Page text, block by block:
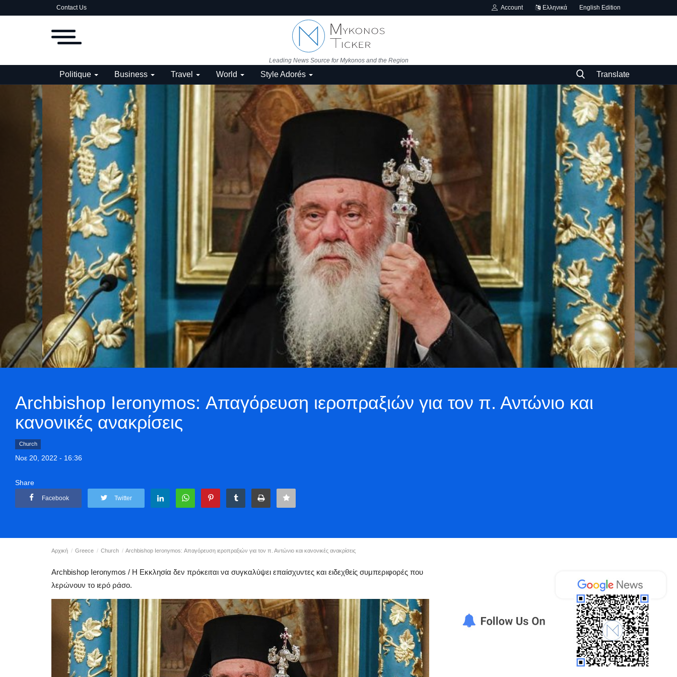
Contact Us Account Ελληνικά English Edition
Leading News Source for Mykonos and the Region
Politique Business Travel World Style Adorés Translate
Archbishop Ieronymos: Απαγόρευση ιεροπραξιών για τον π. Αντώνιο και
κανονικές ανακρίσεις
Church
Νοε 20, 2022 - 16:36
Share
Facebook Twitter
Αρχική Greece Church Archbishop Ieronymos: Απαγόρευση ιεροπραξιών για τον π. Αντώνιο και κανονικές ανακρίσεις
Archbishop Ieronymos / Η Εκκλησία δεν πρόκειται να συγκαλύψει επαίσχυντες και ειδεχθείς συμπεριφορές που
λερώνουν το ιερό ράσο.